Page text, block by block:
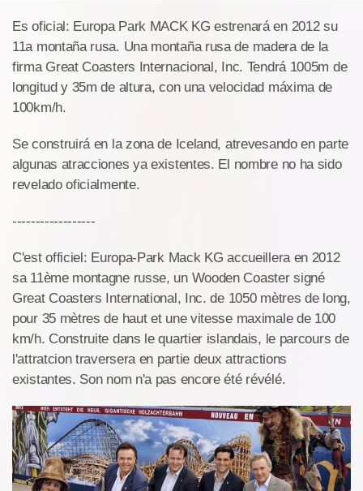
Es oficial: Europa Park MACK KG estrenará en 2012 su
11a montaña rusa. Una montaña rusa de madera de la
firma Great Coasters Internacional, Inc. Tendrá 1005m de
longitud y 35m de altura, con una velocidad máxima de
100km/h.
Se construirá en la zona de Iceland, atrevesando en parte
algunas atracciones ya existentes. El nombre no ha sido
revelado oficialmente.
------------------
C'est officiel: Europa-Park Mack KG accueillera en 2012
sa 11ème montagne russe, un Wooden Coaster signé
Great Coasters International, Inc. de 1050 mètres de long,
pour 35 mètres de haut et une vitesse maximale de 100
km/h. Construite dans le quartier islandais, le parcours de
l'attratcion traversera en partie deux attractions
existantes. Son nom n'a pas encore été révélé.